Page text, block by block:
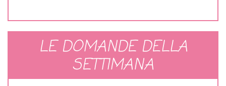
LE DOMANDE DELLA
SETTIMANA